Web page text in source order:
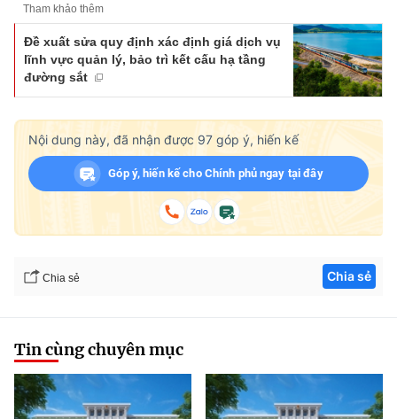
Tham khảo thêm
Đề xuất sửa quy định xác định giá dịch vụ
lĩnh vực quản lý, bảo trì kết cấu hạ tầng
đường sắt
Nội dung này, đã nhận được 97 góp ý, hiến kế
Góp ý, hiến kế cho Chính phủ ngay tại đây
Chia sẻ Chia sẻ
Tin cùng chuyên mục